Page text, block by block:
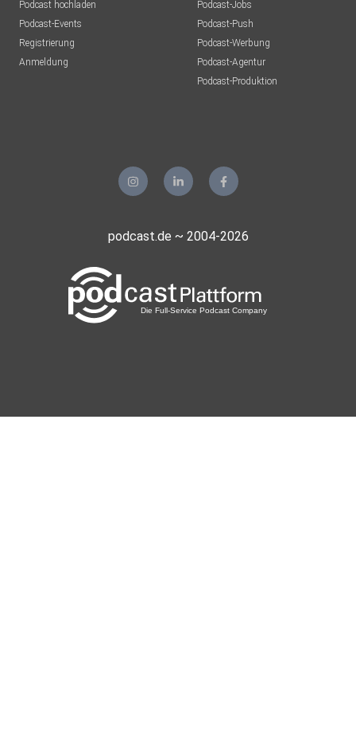
Podcast hochladen
Podcast-Events
Registrierung
Anmeldung
Podcast-Jobs
Podcast-Push
Podcast-Werbung
Podcast-Agentur
Podcast-Produktion
podcast.de ~ 2004-2026